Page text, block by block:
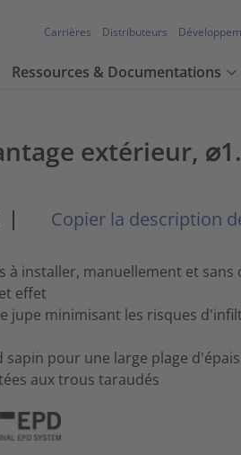
Carrières Distributeurs
Ressources & Documentations
extérieur,
| Copier la description
à installer, manuellement et
effet
jupe minimisant les risques
sapin pour une large plage
aux trous taraudés